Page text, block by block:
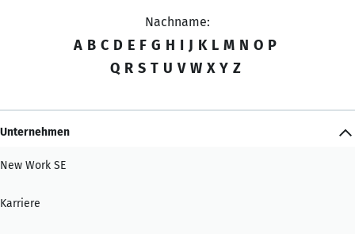
Nachname:
A B C D E F G H I J K L M N O P
Q R S T U V W X Y Z
Unternehmen
New Work SE
Karriere